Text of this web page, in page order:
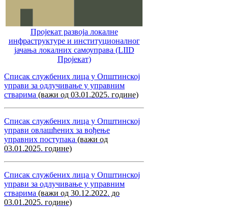
Пројекат развоја локалне
инфраструктуре и институционалног
јачања локалних самоуправa (LIID
Пројекат)
Списак службених лица у Општинској
управи за одлучивање у управним
стварима (важи од 03.01.2025. године)
Списак службених лица у Општинској
управи овлашћених за вођење
управних поступака (важи од
03.01.2025. године)
Списак службених лица у Општинској
управи за одлучивање у управним
стварима (важи од 30.12.2022. до
03.01.2025. године)